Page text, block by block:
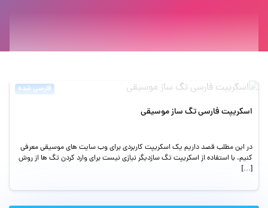
فارسی شده
اسکریپت فارسی تگ ساز موسیقی
در این مطلب قصد داریم یک اسکریپت کاربردی برای وب سایت های موسیقی معرفی
کنیم. با استفاده از اسکریپت تگ سازدیگر نیازی نیست برای وارد کردن تگ ها از روش
[…]